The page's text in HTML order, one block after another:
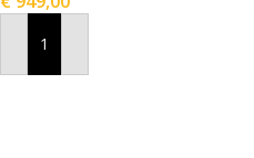
In Winkelwagen